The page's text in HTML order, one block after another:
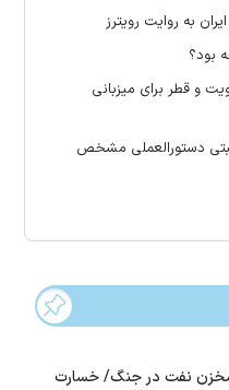
به روایت رویترز
بود؟
و قطر برای میزبانی
دستورالعملی مشخص
۵۲ مخزن نفت در جنگ/ خسارت